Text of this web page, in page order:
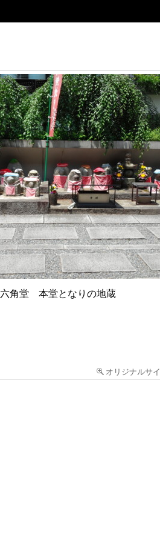
六角堂 本堂となりの地蔵
オリジナルサ